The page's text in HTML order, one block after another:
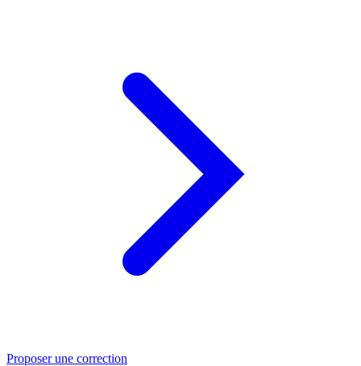
Proposer une correction